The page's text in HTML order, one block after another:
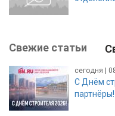
Свежие статьи
сегодня |
С Днём
партнёры!